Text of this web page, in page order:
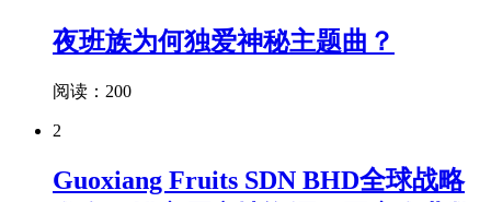
夜班族为何独爱神秘主题曲？
阅读：200
2
Guoxiang Fruits SDN BHD全球战略